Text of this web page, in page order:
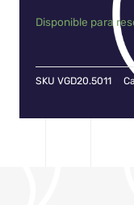
Disponible para
SKU VGD20.5011